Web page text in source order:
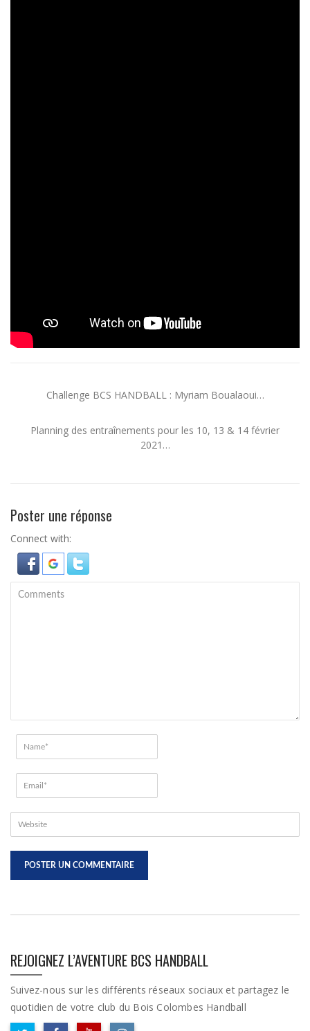
Challenge BCS HANDBALL : Myriam Boualaoui…
Planning des entraînements pour les 10, 13 & 14 février
2021…
Poster une réponse
Connect with:
REJOIGNEZ L’AVENTURE BCS HANDBALL
Suivez-nous sur les différents réseaux sociaux et partagez le
quotidien de votre club du Bois Colombes Handball